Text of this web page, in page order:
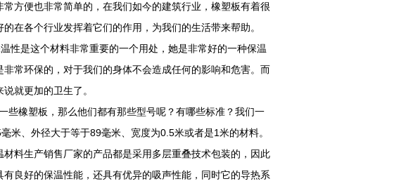
方便也非常简单的，在我们如今的建筑行业，橡塑板有着很
在各个行业发挥着它们的作用，为我们的生活带来帮助。
是这个材料非常重要的一个用处，她是非常好的一种保温
常环保的，对于我们的身体不会造成任何的影响和危害。而
就更加的卫生了。
橡塑板，那么他们都有那些型号呢？有哪些标准？我们一
米、外径大于等于89毫米、宽度为0.5米或者是1米的材料。
料生产销售厂家的产品都是采用多层重叠技术包装的，因此
良好的保温性能，还具有优异的吸声性能，同时它的导热系